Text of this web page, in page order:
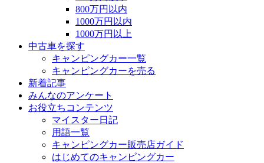
800万円以内
1000万円以内
1000万円以上
中古車を探す
キャンピングカー一覧
キャンピングカーを売る
新着記事
みんなのアンケート
お役立ちコンテンツ
マイスター日記
用語一覧
キャンピングカー販売店ガイド
はじめてのキャンピングカー